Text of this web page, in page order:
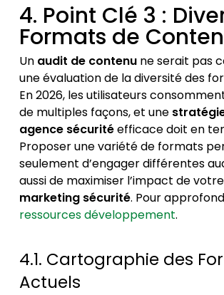
4. Point Clé 3 :
Formats de
Un audit de contenune serait pas
une évaluation de la diversité des
En 2026, les utilisateurs
de multiples façons, et une
agence sécuritéefficace doit en
Proposer une variété de formats
seulement d’engager différentes
aussi de maximiser l’impact de votre
marketing sécurité. Pour
ressources développement.
4.1. Cartographie des
Actuels